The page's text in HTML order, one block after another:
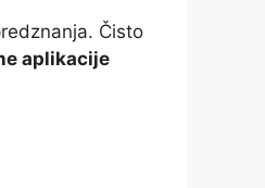
Čisto
aplikacije